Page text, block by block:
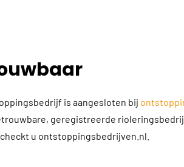
is aangesloten bij
geregistreerde
u ontstoppingsbedrijven.nl.